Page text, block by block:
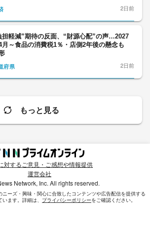
2日前
担軽減”期待の反面、“財源心配”の声…2027
月～食品の消費税1％・店側2年後の懸念も
府県
2日前
もっと見る
対するご意見・ご感想や情報提供
運営会社
Network, Inc. All rights reserved.
ニーズ・興味・関⼼に合致したコンテンツや広告配信を提供する
ます。詳細は、 プライバシーポリシーをご確認ください。